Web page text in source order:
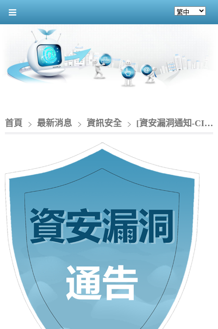
首頁 最新消息 資訊安全 [資安漏洞通知-CIO]__QNAP NAS 存在多個漏洞